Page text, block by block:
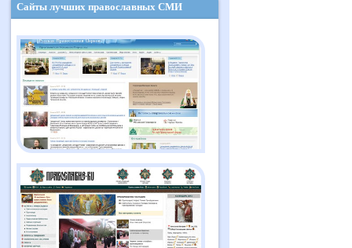
Сайты лучших православных СМИ